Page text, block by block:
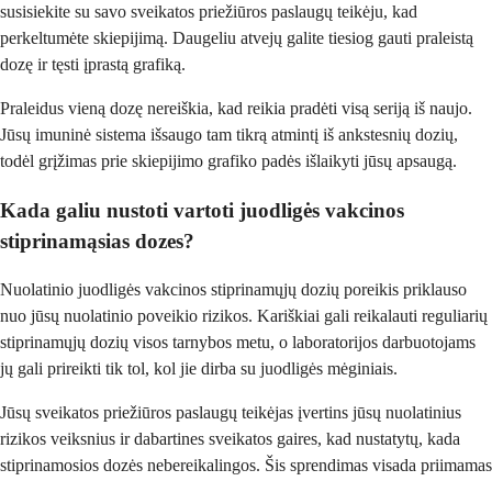
susisiekite su savo sveikatos priežiūros paslaugų teikėju, kad
perkeltumėte skiepijimą. Daugeliu atvejų galite tiesiog gauti praleistą
dozę ir tęsti įprastą grafiką.
Praleidus vieną dozę nereiškia, kad reikia pradėti visą seriją iš naujo.
Jūsų imuninė sistema išsaugo tam tikrą atmintį iš ankstesnių dozių,
todėl grįžimas prie skiepijimo grafiko padės išlaikyti jūsų apsaugą.
Kada galiu nustoti vartoti juodligės vakcinos
stiprinamąsias dozes?
Nuolatinio juodligės vakcinos stiprinamųjų dozių poreikis priklauso
nuo jūsų nuolatinio poveikio rizikos. Kariškiai gali reikalauti reguliarių
stiprinamųjų dozių visos tarnybos metu, o laboratorijos darbuotojams
jų gali prireikti tik tol, kol jie dirba su juodligės mėginiais.
Jūsų sveikatos priežiūros paslaugų teikėjas įvertins jūsų nuolatinius
rizikos veiksnius ir dabartines sveikatos gaires, kad nustatytų, kada
stiprinamosios dozės nebereikalingos. Šis sprendimas visada priimamas